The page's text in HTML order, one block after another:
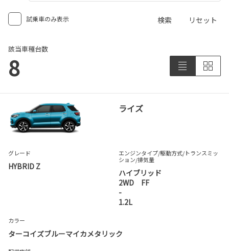
試乗車のみ表示 検索 リセット
該当車種台数
8
ライズ
グレード
HYBRID Z
エンジンタイプ/駆動方式/トランスミッ
ション/排気量
ハイブリッド
2WD FF
-
1.2L
カラー
ターコイズブルーマイカメタリック